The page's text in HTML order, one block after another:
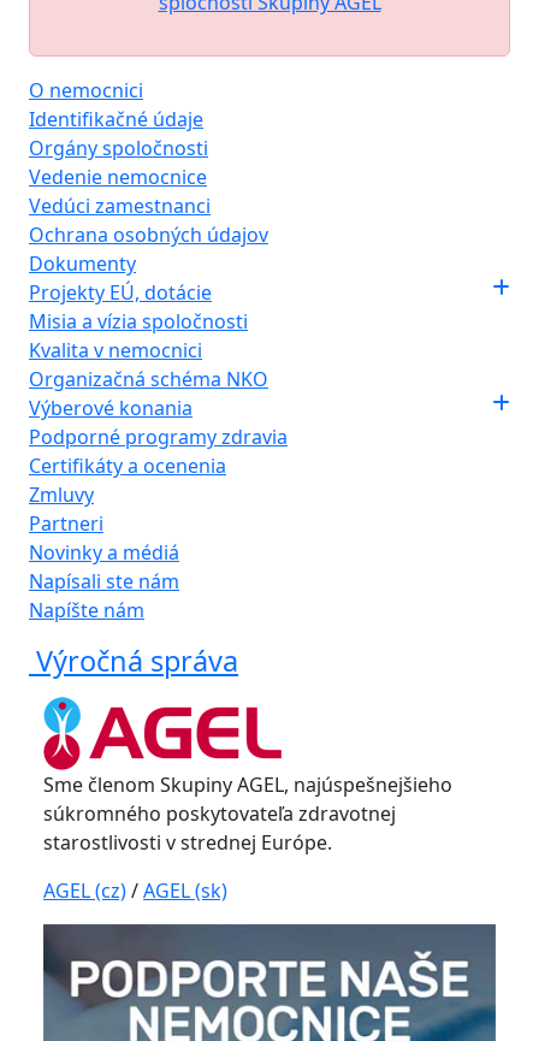
O nemocnici
Identifikačné údaje
Orgány spoločnosti
Vedenie nemocnice
Vedúci zamestnanci
Ochrana osobných údajov
Dokumenty
Projekty EÚ, dotácie
Misia a vízia spoločnosti
Kvalita v nemocnici
Organizačná schéma NKO
Výberové konania
Podporné programy zdravia
Certifikáty a ocenenia
Zmluvy
Partneri
Novinky a médiá
Napísali ste nám
Napíšte nám
Výročná správa
Sme členom Skupiny AGEL, najúspešnejšieho
súkromného poskytovateľa zdravotnej
starostlivosti v strednej Európe.
AGEL (cz)/AGEL (sk)